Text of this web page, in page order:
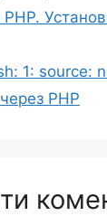
1: source:
PHP